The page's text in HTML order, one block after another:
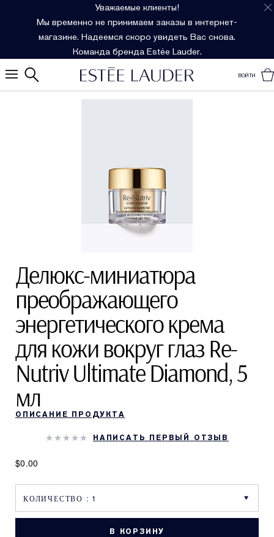
Уважаемые клиенты!
Мы временно не принимаем заказы в интернет-
магазине. Надеемся скоро увидеть Вас снова.
Команда бренда Estée Lauder.
ВОЙТИ
Делюкс-миниатюра
преображающего
энергетического крема
для кожи вокруг глаз Re-
Nutriv Ultimate Diamond, 5
мл
ОПИСАНИЕ ПРОДУКТА
НАПИСАТЬ ПЕРВЫЙ ОТЗЫВ
$0.00
В КОРЗИНУ